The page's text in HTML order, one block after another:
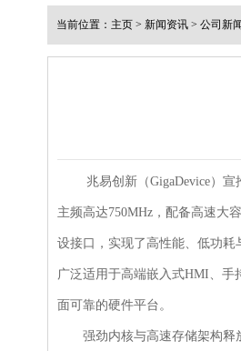
当前位置： 主页 > 新闻资讯 > 公司新
兆易创新（GigaDevice）宣推
主频高达750MHz，配备高速大
设接口，实现了高性能、低功耗
广泛适用于高端嵌入式HMI、手
面可靠的硬件平台。
强劲内核与高速存储架构释